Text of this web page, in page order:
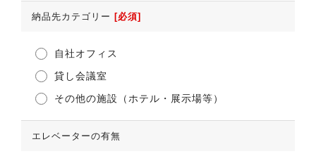
納品先カテゴリー [必須]
自社オフィス
貸し会議室
その他の施設（ホテル・展示場等）
エレベーターの有無